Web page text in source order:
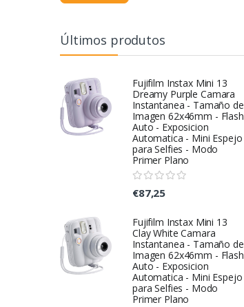
Últimos produtos
Fujifilm Instax Mini 13
Dreamy Purple Camara
Instantanea - Tamaño de
Imagen 62x46mm - Flash
Auto - Exposicion
Automatica - Mini Espejo
para Selfies - Modo
Primer Plano
€87,25
Fujifilm Instax Mini 13
Clay White Camara
Instantanea - Tamaño de
Imagen 62x46mm - Flash
Auto - Exposicion
Automatica - Mini Espejo
para Selfies - Modo
Primer Plano